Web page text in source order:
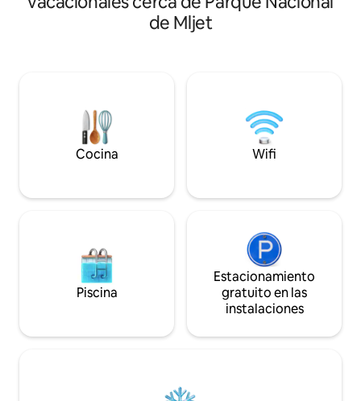
que utilizar ningún vehículo mientras te
hospedas con nosotros. Siempre
mar en la bahía está muy limpio, también
tiene una terraza con vistas al mar muy
agradable. ¡Bienvenido!
scooters en
naturaleza. Los
del
de Mljet
Cocina Wifi
Piscina
Estacionamiento
gratuito en las
instalaciones